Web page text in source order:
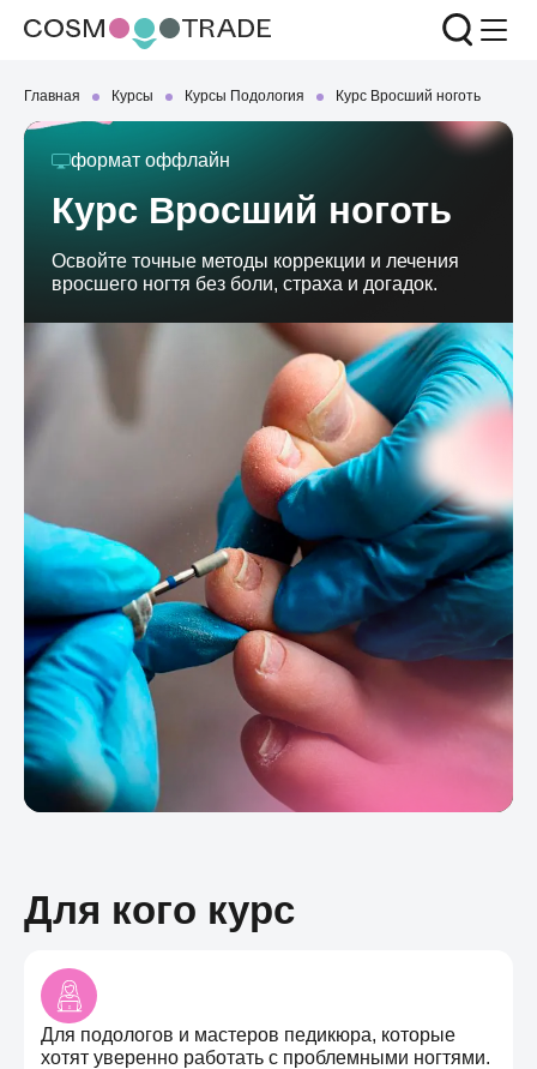
Главная Курсы Курсы Подология Курс Вросший ноготь
формат оффлайн
Курс Вросший ноготь
Освойте точные методы коррекции и лечения
вросшего ногтя без боли, страха и догадок.
Для кого курс
Для подологов и мастеров педикюра, которые
хотят уверенно работать с проблемными ногтями.